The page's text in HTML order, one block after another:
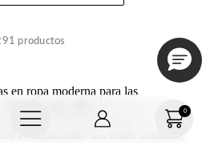
0
+
+
productos
en ropa moderna para las
de moda para niñas con